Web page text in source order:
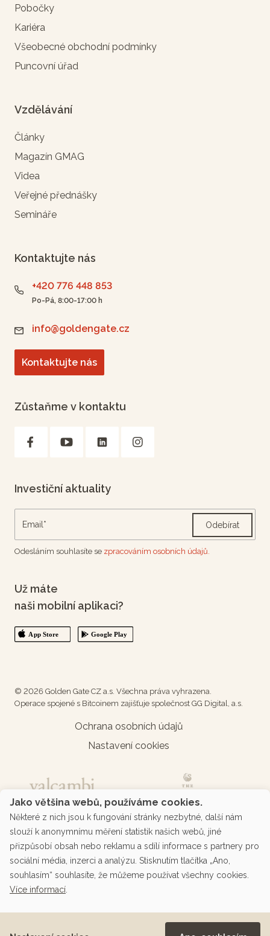
Pobočky
Kariéra
Všeobecné obchodní podmínky
Puncovní úřad
Vzdělávání
Články
Magazín GMAG
Videa
Veřejné přednášky
Semináře
Kontaktujte nás
+420 776 448 853
Po-Pá, 8:00-17:00 h
info@goldengate.cz
Kontaktujte nás
Zůstaňme v kontaktu
Investiční aktuality
Odebírat
Odesláním souhlasíte se zpracováním osobních údajů.
Už máte
naši mobilní aplikaci?
© 2026 Golden Gate CZ a.s. Všechna práva vyhrazena.
Operace spojené s Bitcoinem zajišťuje společnost GG Digital, a.s.
Ochrana osobních údajů
Nastavení cookies
Podporované platby přes platební bránu
Jako většina webů, používáme cookies.
Některé z nich jsou k fungování stránky nezbytné, další nám
slouží k anonymnímu měření statistik našich webů, jiné
přizpůsobí obsah nebo reklamu a sdílí informace s partnery pro
sociální média, inzerci a analýzu. Stisknutím tlačítka „Ano,
souhlasím“ souhlasíte, že můžeme používat všechny cookies.
Více informací